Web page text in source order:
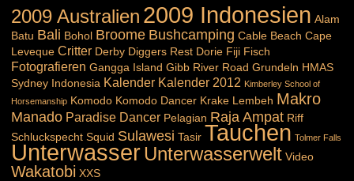
2009 Australien 2009 Indonesien Alam
Batu Bali Bohol Broome Bushcamping Cable Beach Cape
Leveque Critter Derby Diggers Rest Dorie Fiji Fisch
Fotografieren Gangga Island Gibb River Road Grundeln HMAS
Sydney Indonesia Kalender Kalender 2012 Kimberley School of
Horsemanship Komodo Komodo Dancer Krake Lembeh Makro
Manado Paradise Dancer Pelagian Raja Ampat Riff
Schluckspecht Squid Sulawesi Tasir Tauchen Tolmer Falls
UnterwasserUnterwasserwelt Video
Wakatobi XXS